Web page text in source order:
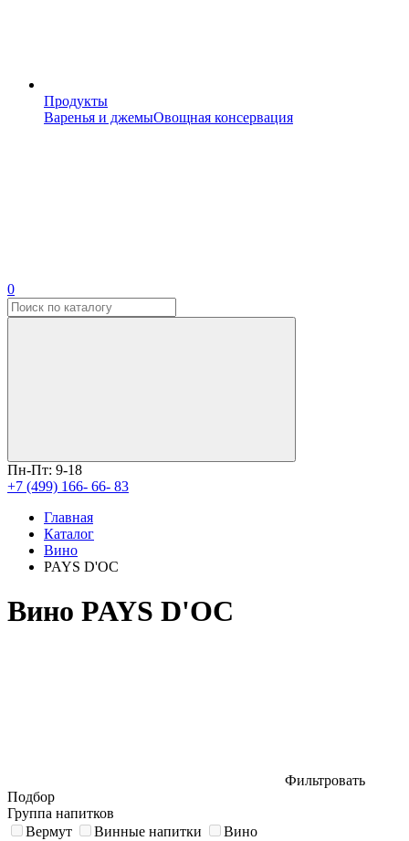
Продукты
Варенья и джемыОвощная консервация
0
Пн-Пт: 9-18
+7 (499) 166- 66- 83
Главная
Каталог
Вино
PAYS D'OC
Вино PAYS D'OC
Фильтровать
Подбор
Группа напитков
Вермут
Винные напитки
Вино